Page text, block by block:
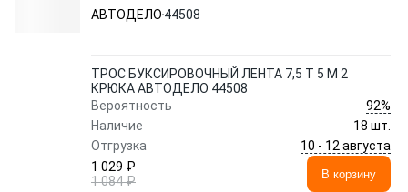
АВТОДЕЛО 44508
ТРОС БУКСИРОВОЧНЫЙ ЛЕНТА 7,5 Т 5 М 2
КРЮКА АВТОДЕЛО 44508
Вероятность
92%
Наличие
18 шт.
Отгрузка
10 - 12 августа
1 029 ₽
1 084 ₽
В корзину